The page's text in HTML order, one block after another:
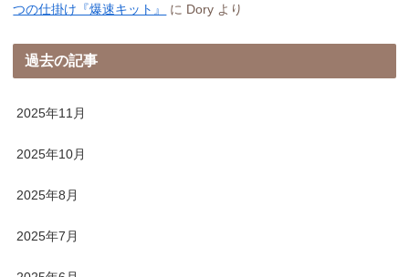
つの仕掛け『爆速キット』
に Dory より
過去の記事
2025年11月
2025年10月
2025年8月
2025年7月